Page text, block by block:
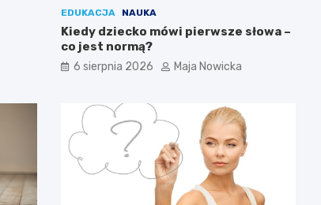
EDUKACJA NAUKA
Kiedy dziecko mówi pierwsze słowa –
co jest normą?
6 sierpnia 2026 Maja Nowicka